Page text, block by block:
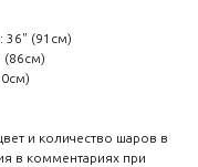
36" (91см)
(86см)
и количество шаров в
в комментариях при